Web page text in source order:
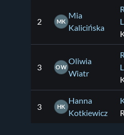
2 MK
Mia
Kalicińska
3 OW
Oliwia
Wiatr
3 HK
Hanna
Kotkiewicz